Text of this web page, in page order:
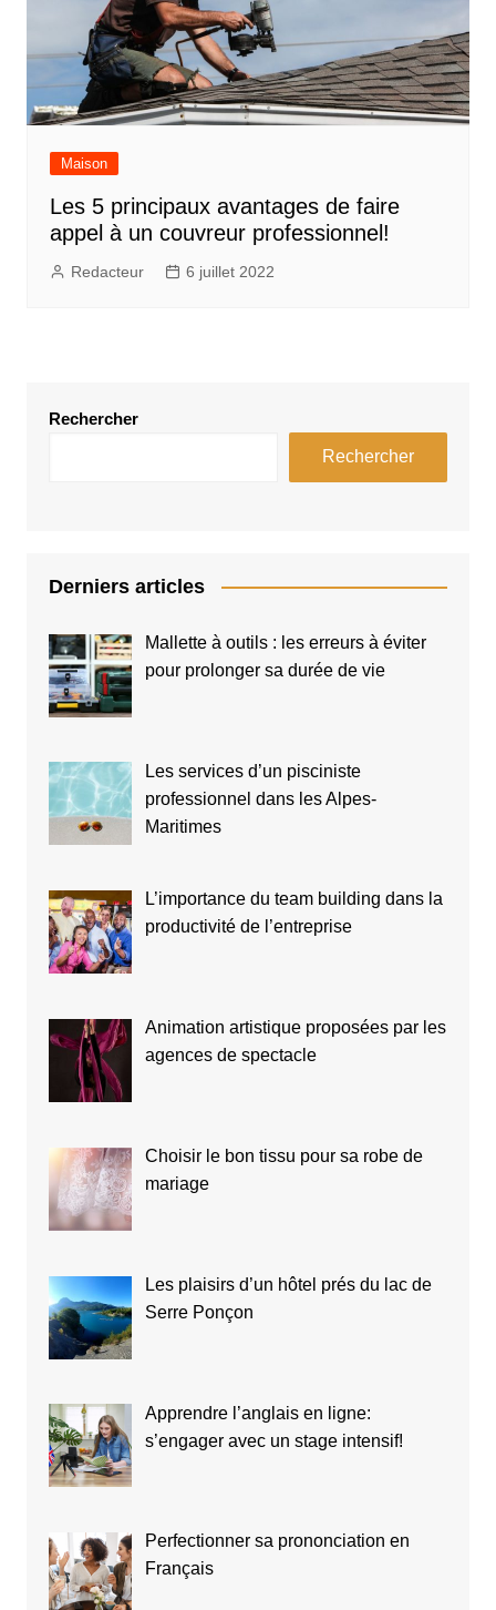
Maison
Les 5 principaux avantages de faire
appel à un couvreur professionnel!
Redacteur 6 juillet 2022
Rechercher
Rechercher
Derniers articles
Mallette à outils : les erreurs à éviter
pour prolonger sa durée de vie
Les services d’un pisciniste
professionnel dans les Alpes-
Maritimes
L’importance du team building dans la
productivité de l’entreprise
Animation artistique proposées par les
agences de spectacle
Choisir le bon tissu pour sa robe de
mariage
Les plaisirs d’un hôtel prés du lac de
Serre Ponçon
Apprendre l’anglais en ligne:
s’engager avec un stage intensif!
Perfectionner sa prononciation en
Français